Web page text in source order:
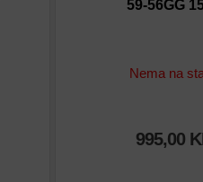
59-56GG
Nema na
995,00